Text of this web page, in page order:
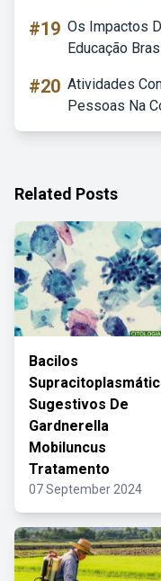
#19 Os Impactos
Educação
#20 Atividades
Pessoas Na
Related Posts
Bacilos
Sugestivos De
Gardnerella
Mobiluncus
Tratamento
07 September 2024